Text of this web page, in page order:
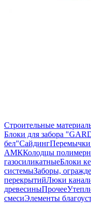
Строительные
Блоки для забора
бел"Сайдинг
АМККолодцы
газосиликатныеБлоки
системыЗаборы,
перекрытийЛюки
древесиныПрочее
смесиЭлементы